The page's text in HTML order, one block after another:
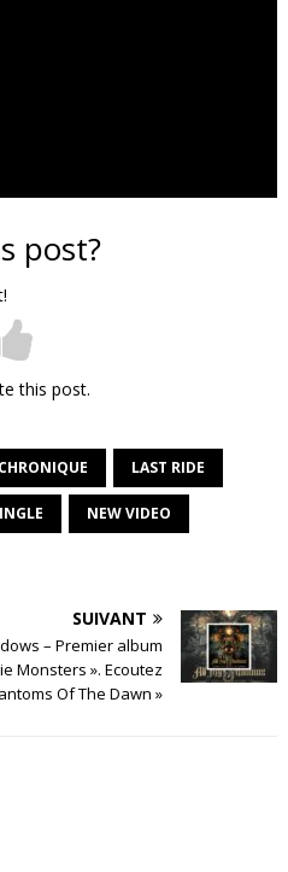
post?
this post.
CHRONIQUE LAST RIDE
NEW VIDEO
SUIVANT
– Premier album
Monsters ». Ecoutez
Of The Dawn »